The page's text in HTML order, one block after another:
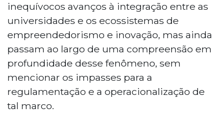
inequívocos avanços à integração entre as
universidades e os ecossistemas de
empreendedorismo e inovação, mas ainda
passam ao largo de uma compreensão em
profundidade desse fenômeno, sem
mencionar os impasses para a
regulamentação e a operacionalização de
tal marco.